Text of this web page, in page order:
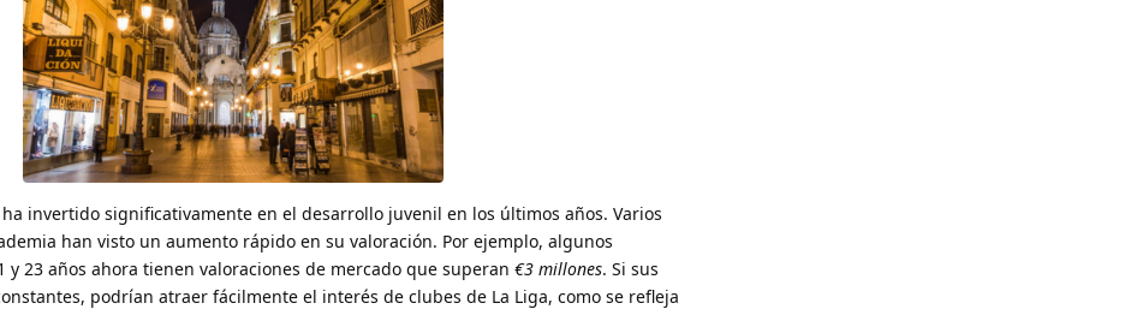
invertido significativamente en el desarrollo juvenil en los últimos años. Varios
han visto un aumento rápido en su valoración. Por ejemplo, algunos
y 23 años ahora tienen valoraciones de mercado que superan €3 millones. Si sus
podrían atraer fácilmente el interés de clubes de La Liga, como se refleja